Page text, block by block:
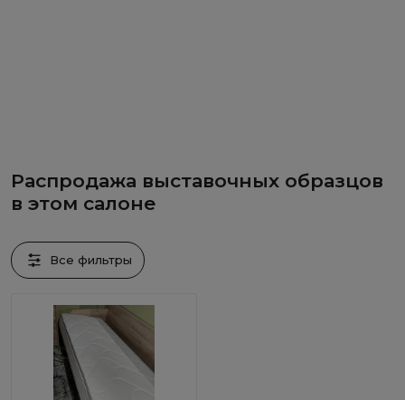
Распродажа выставочных образцов
в этом салоне
Все фильтры